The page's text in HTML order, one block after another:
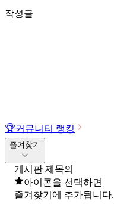
작성글
🏆커뮤니티 랭킹
즐겨찾기
게시판 제목의
아이콘을 선택하면
즐겨찾기에 추가됩니다.